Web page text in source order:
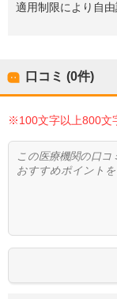
適用制限により自
口コミ (0件)
※100文字以上800文